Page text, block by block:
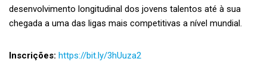
desenvolvimento longitudinal dos jovens talentos até à sua
chegada a uma das ligas mais competitivas a nível mundial.
Inscrições: https://bit.ly/3hUuza2